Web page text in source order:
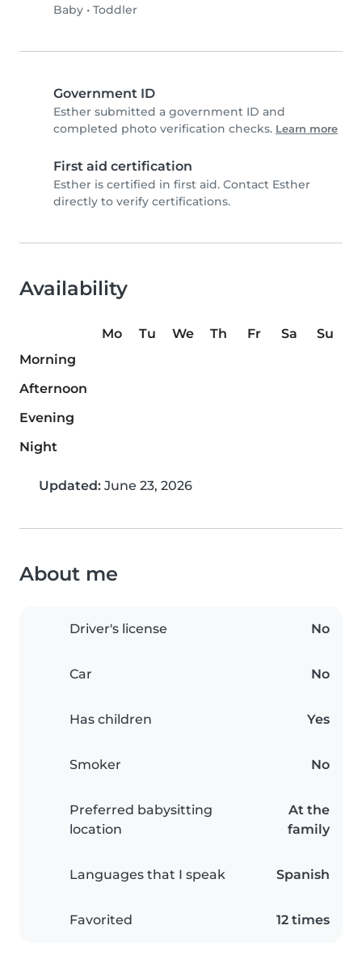
Baby • Toddler
Government ID
Esther submitted a government ID and
completed photo verification checks. Learn more
First aid certification
Esther is certified in first aid. Contact Esther
directly to verify certifications.
Availability
Mo Tu We Th Fr Sa
Su
Morning
Afternoon
Evening
Night
Updated: June 23, 2026
About me
Driver's license No
Car No
Has children Yes
Smoker No
Preferred babysitting
location
At the
family
Languages that I speak Spanish
Favorited 12 times